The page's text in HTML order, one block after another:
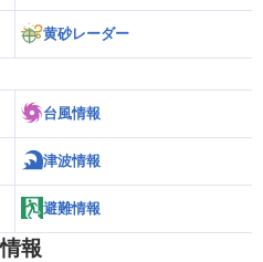
黄砂レーダー
台風情報
津波情報
避難情報
報